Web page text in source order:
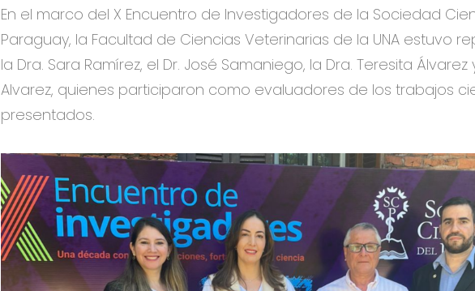
En el marco del X Encuentro de Investigadores de la Sociedad
Paraguay, la Facultad de Ciencias Veterinarias de la UNA estuvo
la Dra. Sara Ramírez, el Dr. José Samaniego, la Dra. Teresita Álvarez
Alvarez, quienes participaron como evaluadores de los trabajos
presentados.